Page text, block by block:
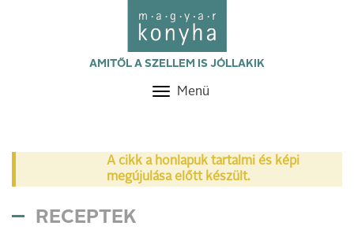
AMITŐL A SZELLEM IS JÓLLAKIK
Toggle
Menü
A cikk a honlapuk tartalmi és képi
megújulása előtt készült.
RECEPTEK